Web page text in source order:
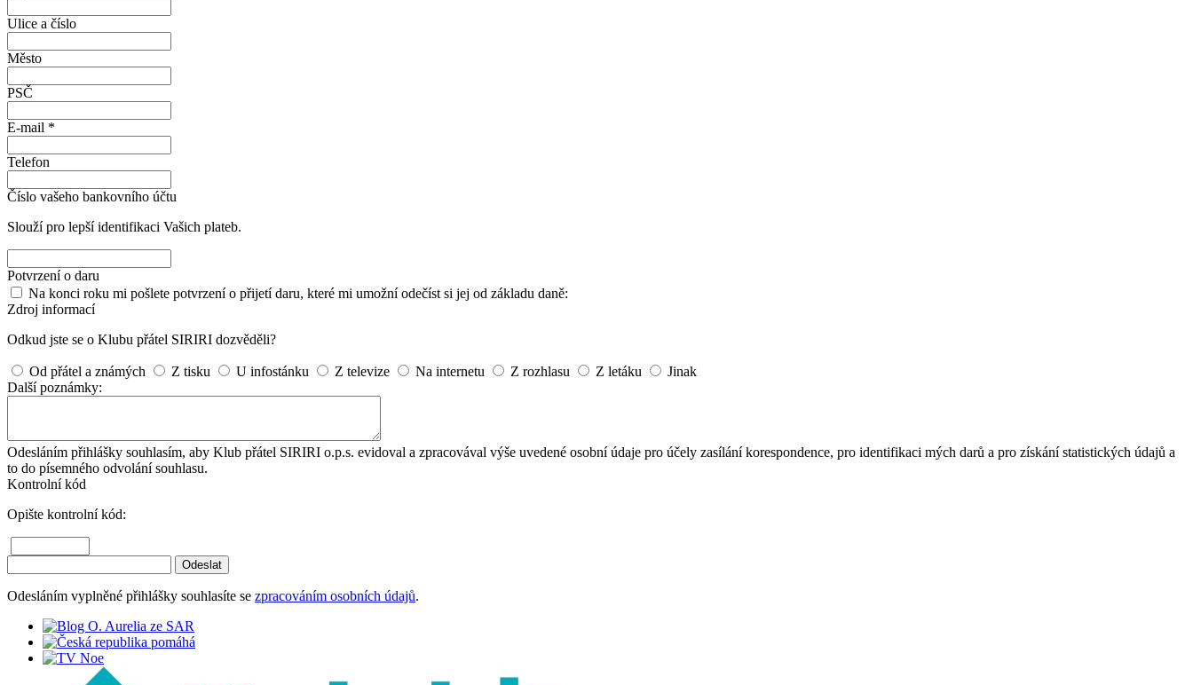
Ulice a číslo
Město
PSČ
E-mail *
Telefon
Číslo vašeho bankovního účtu
Slouží pro lepší identifikaci Vašich plateb.
Potvrzení o daru
Na konci roku mi pošlete potvrzení o přijetí daru, které mi umožní odečíst si jej od základu daně:
Zdroj informací
Odkud jste se o Klubu přátel SIRIRI dozvěděli?
Od přátel a známých Z tisku U infostánku Z televize Na internetu Z rozhlasu Z letáku
Jinak
Další poznámky:
Odesláním přihlášky souhlasím, aby Klub přátel SIRIRI o.p.s. evidoval a zpracovával výše uvedené osobní údaje pro účely zasílání korespondence, pro identifikaci mých darů a pro získání statistických údajů a
to do písemného odvolání souhlasu.
Kontrolní kód
Opište kontrolní kód:
Odesláním vyplněné přihlášky souhlasíte se zpracováním osobních údajů.